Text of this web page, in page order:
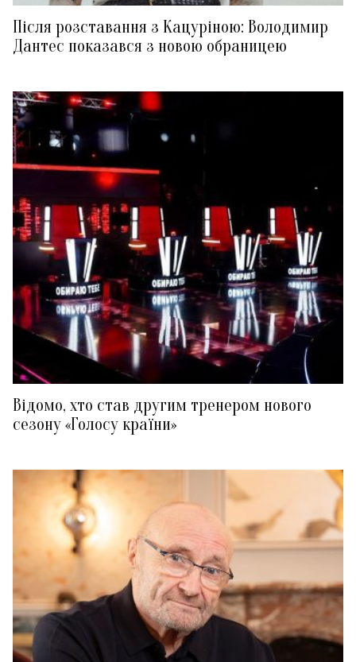
Після розставання з Кацуріною: Володимир
Дантес показався з новою обраницею
Відомо, хто став другим тренером нового
сезону «Голосу країни»